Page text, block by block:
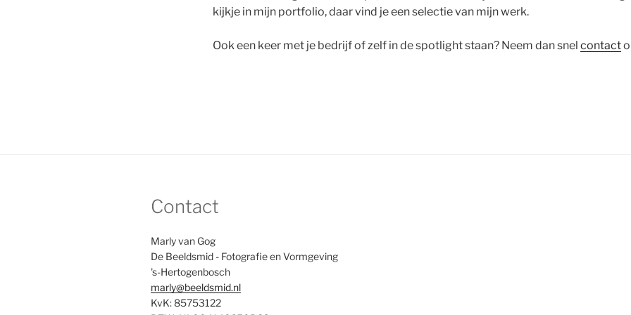
kijkje in mijn portfolio, daar vind je een selectie van mijn werk.
Ook een keer met je bedrijf of zelf in de spotlight staan? Neem dan snel contact
Contact
Marly van Gog
De Beeldsmid - Fotografie en Vormgeving
's-Hertogenbosch
marly@beeldsmid.nl
KvK: 85753122